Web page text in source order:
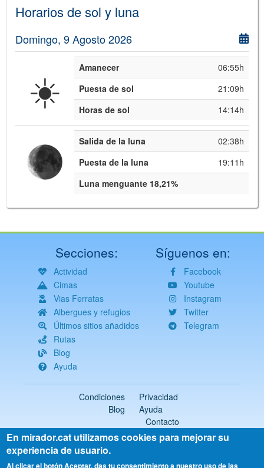
and its contributors
©
Horarios de sol y luna
Domingo, 9 Agosto 2026
☀️ Amanecer
06:55h
Puesta de sol
21:09h
Horas de sol
14:14h
Salida de la luna
02:38h
Puesta de la luna
19:11h
Luna menguante 18,21%
Secciones:
Actividad
Cimas
Vias Ferratas
Albergues y refugios
Últimos sitios añadidos
Rutas
Blog
Ayuda
Síguenos en:
Facebook
Youtube
Instagram
Twitter
Telegram
Condiciones
Privacidad
Blog
Ayuda
Contacto
2018-2026 ©mirador.cat
Todos los derechos reservados
Select
En mirador.cat utilizamos cookies para mejorar su
experiencia de usuario.
Al clicar el botón Aceptar, das tu consentimiento a nuestro uso de las